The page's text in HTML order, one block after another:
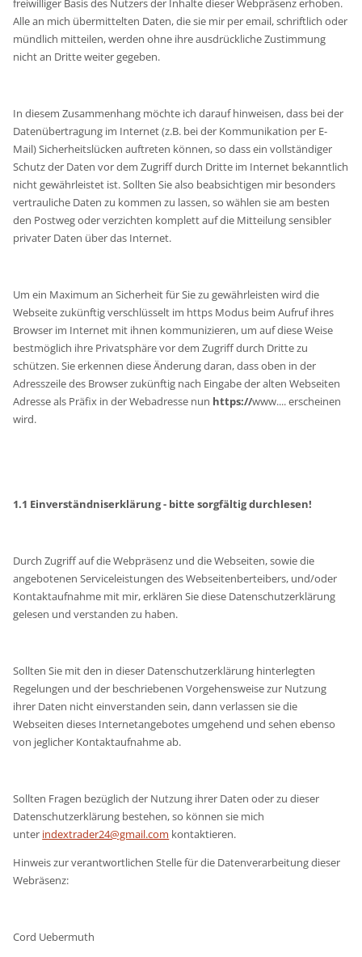
freiwilliger Basis des Nutzers der Inhalte dieser Webpräsenz erhoben.
Alle an mich übermittelten Daten, die sie mir per email, schriftlich oder
mündlich mitteilen, werden ohne ihre ausdrückliche Zustimmung
nicht an Dritte weiter gegeben.
In diesem Zusammenhang möchte ich darauf hinweisen, dass bei der
Datenübertragung im Internet (z.B. bei der Kommunikation per E-
Mail) Sicherheitslücken auftreten können, so dass ein vollständiger
Schutz der Daten vor dem Zugriff durch Dritte im Internet bekanntlich
nicht gewährleistet ist. Sollten Sie also beabsichtigen mir besonders
vertrauliche Daten zu kommen zu lassen, so wählen sie am besten
den Postweg oder verzichten komplett auf die Mitteilung sensibler
privater Daten über das Internet.
Um ein Maximum an Sicherheit für Sie zu gewährleisten wird die
Webseite zukünftig verschlüsselt im https Modus beim Aufruf ihres
Browser im Internet mit ihnen kommunizieren, um auf diese Weise
bestmöglich ihre Privatsphäre vor dem Zugriff durch Dritte zu
schützen. Sie erkennen diese Änderung daran, dass oben in der
Adresszeile des Browser zukünftig nach Eingabe der alten Webseiten
Adresse als Präfix in der Webadresse nun https://www.... erscheinen
wird.
1.1 Einverständniserklärung - bitte sorgfältig durchlesen!
Durch Zugriff auf die Webpräsenz und die Webseiten, sowie die
angebotenen Serviceleistungen des Webseitenberteibers, und/oder
Kontaktaufnahme mit mir, erklären Sie diese Datenschutzerklärung
gelesen und verstanden zu haben.
Sollten Sie mit den in dieser Datenschutzerklärung hinterlegten
Regelungen und der beschriebenen Vorgehensweise zur Nutzung
ihrer Daten nicht einverstanden sein, dann verlassen sie die
Webseiten dieses Internetangebotes umgehend und sehen ebenso
von jeglicher Kontaktaufnahme ab.
Sollten Fragen bezüglich der Nutzung ihrer Daten oder zu dieser
Datenschutzerklärung bestehen, so können sie mich
unter indextrader24@gmail.com kontaktieren.
Hinweis zur verantwortlichen Stelle für die Datenverarbeitung dieser
Webräsenz:
Cord Uebermuth